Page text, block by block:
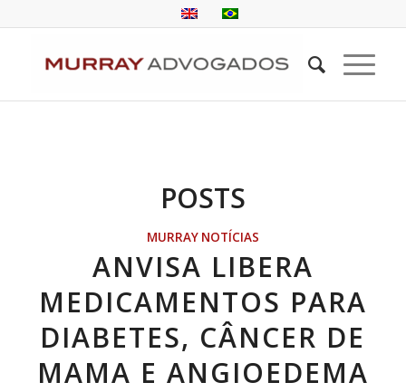
POSTS
MURRAY NOTÍCIAS
ANVISA LIBERA
MEDICAMENTOS PARA
DIABETES, CÂNCER DE
MAMA E ANGIOEDEMA